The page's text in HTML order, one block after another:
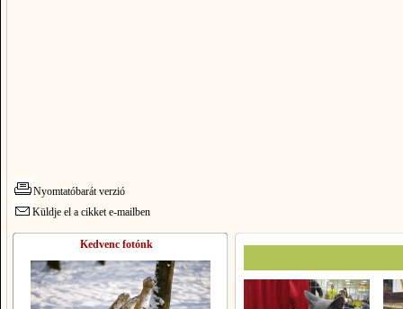
Nyomtatóbarát verzió
Küldje el a cikket e-mailben
Kedvenc fotónk